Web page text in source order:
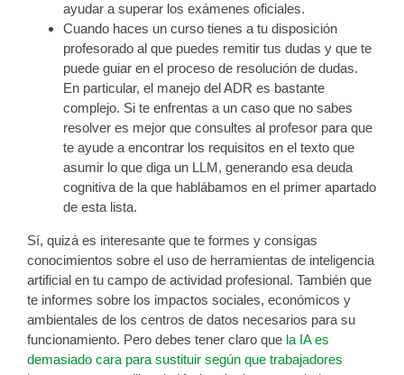
ayudar a superar los exámenes oficiales.
Cuando haces un curso tienes a tu disposición
profesorado al que puedes remitir tus dudas y que te
puede guiar en el proceso de resolución de dudas.
En particular, el manejo del ADR es bastante
complejo. Si te enfrentas a un caso que no sabes
resolver es mejor que consultes al profesor para que
te ayude a encontrar los requisitos en el texto que
asumir lo que diga un LLM, generando esa deuda
cognitiva de la que hablábamos en el primer apartado
de esta lista.
Sí, quizá es interesante que te formes y consigas
conocimientos sobre el uso de herramientas de inteligencia
artificial en tu campo de actividad profesional. También que
te informes sobre los impactos sociales, económicos y
ambientales de los centros de datos necesarios para su
funcionamiento. Pero debes tener claro que la IA es
demasiado cara para sustituir según que trabajadores